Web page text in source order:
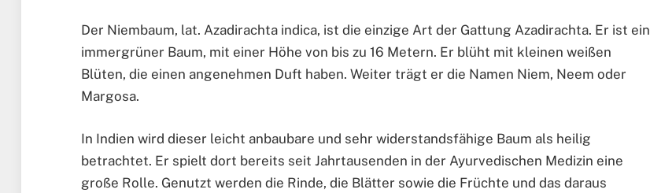
Der Niembaum, lat. Azadirachta indica, ist die einzige Art der Gattung Azadirachta. Er ist ein
immergrüner Baum, mit einer Höhe von bis zu 16 Metern. Er blüht mit kleinen weißen
Blüten, die einen angenehmen Duft haben. Weiter trägt er die Namen Niem, Neem oder
Margosa.
In Indien wird dieser leicht anbaubare und sehr widerstandsfähige Baum als heilig
betrachtet. Er spielt dort bereits seit Jahrtausenden in der Ayurvedischen Medizin eine
große Rolle. Genutzt werden die Rinde, die Blätter sowie die Früchte und das daraus